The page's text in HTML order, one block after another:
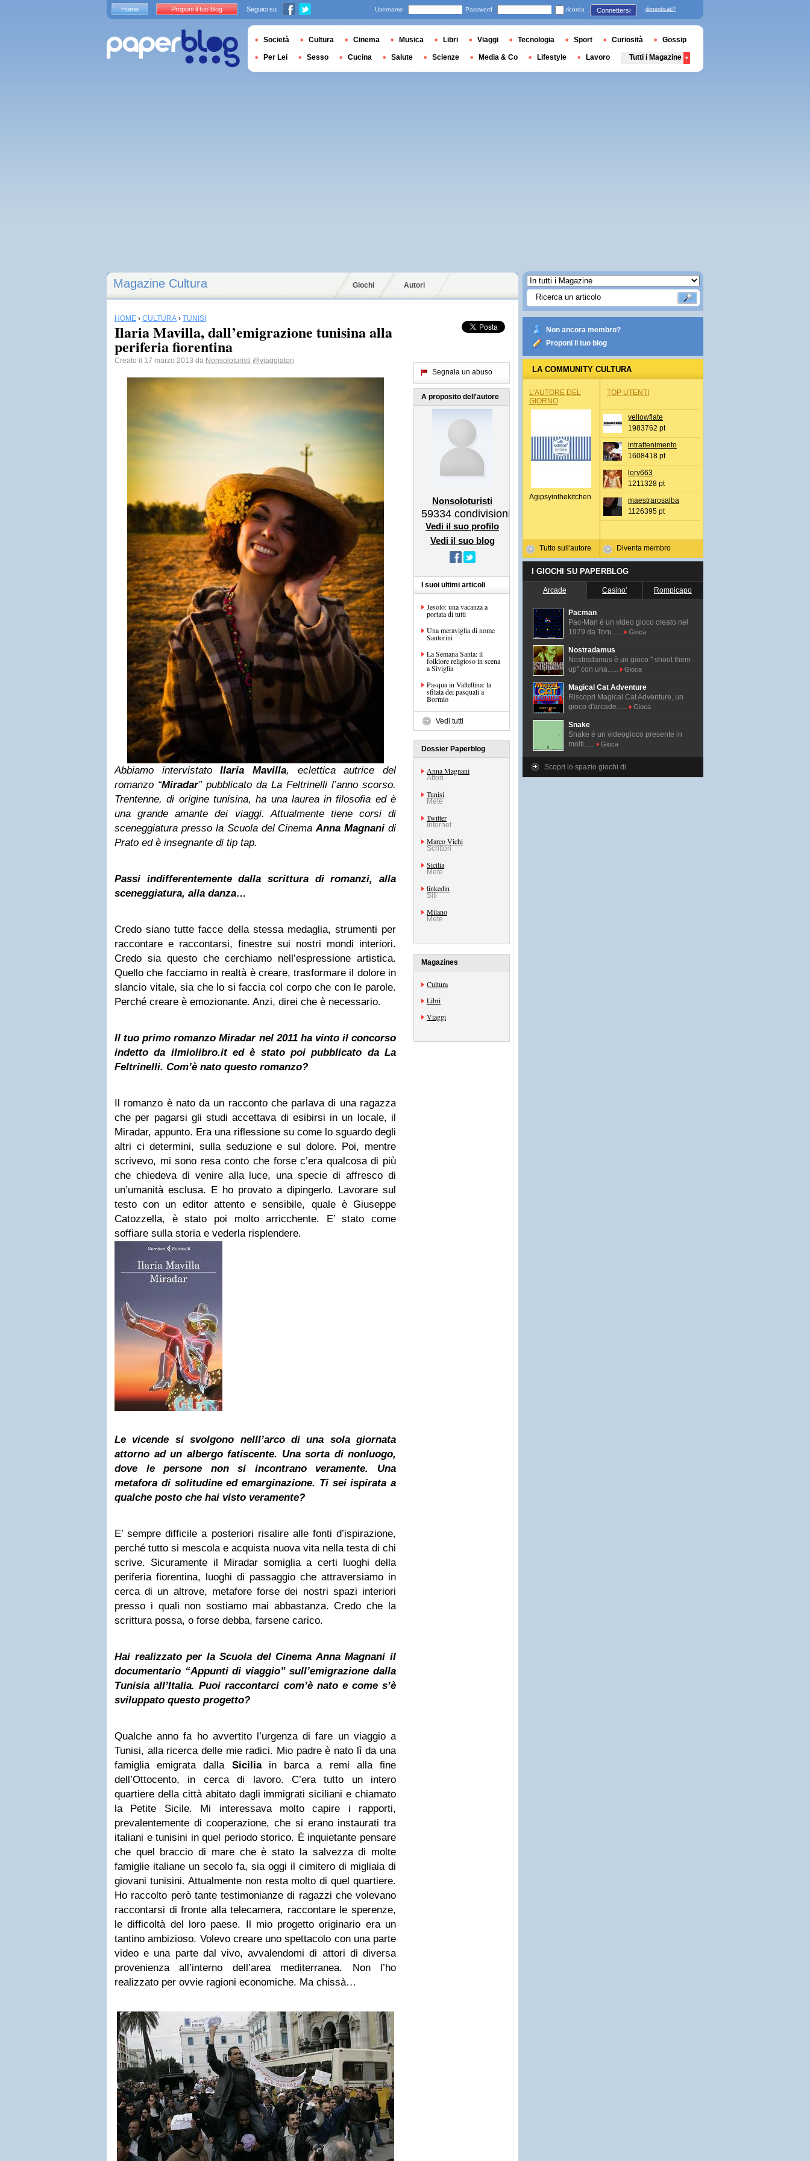
Magazine Cultura Giochi Autori
HOME › CULTURA › TUNISI
Ilaria Mavilla, dall’emigrazione tunisina alla
periferia fiorentina
Creato il 17 marzo 2013 da Nonsoloturisti @viaggiatori
Abbiamo intervistatoIlaria Mavilla, eclettica autrice del
romanzo “Miradar” pubblicato da La Feltrinelli l’anno scorso.
Trentenne, di origine tunisina, ha una laurea in filosofia ed è
una grande amante dei viaggi. Attualmente tiene corsi di
sceneggiatura presso la Scuola del CinemaAnna Magnani di
Prato ed è insegnante di tip tap.
Passi indifferentemente dalla scrittura di romanzi, alla
sceneggiatura, alla danza…
Credo siano tutte facce della stessa medaglia, strumenti per
raccontare e raccontarsi, finestre sui nostri mondi interiori.
Credo sia questo che cerchiamo nell’espressione artistica.
Quello che facciamo in realtà è creare, trasformare il dolore in
slancio vitale, sia che lo si faccia col corpo che con le parole.
Perché creare è emozionante. Anzi, direi che è necessario.
Il tuo primo romanzo Miradar nel 2011 ha vinto il concorso
indetto da ilmiolibro.it ed è stato poi pubblicato da La
Feltrinelli. Com’è nato questo romanzo?
Il romanzo è nato da un racconto che parlava di una ragazza
che per pagarsi gli studi accettava di esibirsi in un locale, il
Miradar, appunto. Era una riflessione su come lo sguardo degli
altri ci determini, sulla seduzione e sul dolore. Poi, mentre
scrivevo, mi sono resa conto che forse c’era qualcosa di più
che chiedeva di venire alla luce, una specie di affresco di
un’umanità esclusa. E ho provato a dipingerlo. Lavorare sul
testo con un editor attento e sensibile, quale è Giuseppe
Catozzella, è stato poi molto arricchente. E’ stato come
soffiare sulla storia e vederla risplendere.
Le vicende si svolgono nelll’arco di una sola giornata
attorno ad un albergo fatiscente. Una sorta di nonluogo,
dove le persone non si incontrano veramente. Una
metafora di solitudine ed emarginazione. Ti sei ispirata a
qualche posto che hai visto veramente?
E’ sempre difficile a posteriori risalire alle fonti d’ispirazione,
perché tutto si mescola e acquista nuova vita nella testa di chi
scrive. Sicuramente il Miradar somiglia a certi luoghi della
periferia fiorentina, luoghi di passaggio che attraversiamo in
cerca di un altrove, metafore forse dei nostri spazi interiori
presso i quali non sostiamo mai abbastanza. Credo che la
scrittura possa, o forse debba, farsene carico.
Hai realizzato per la Scuola del Cinema Anna Magnani il
documentario “Appunti di viaggio” sull’emigrazione dalla
Tunisia all’Italia. Puoi raccontarci com’è nato e come s’è
sviluppato questo progetto?
Qualche anno fa ho avvertito l’urgenza di fare un viaggio a
Tunisi, alla ricerca delle mie radici. Mio padre è nato lì da una
famiglia emigrata dalla Siciliain barca a remi alla fine
dell’Ottocento, in cerca di lavoro. C’era tutto un intero
quartiere della città abitato dagli immigrati siciliani e chiamato
la Petite Sicile. Mi interessava molto capire i rapporti,
prevalentemente di cooperazione, che si erano instaurati tra
italiani e tunisini in quel periodo storico. È inquietante pensare
che quel braccio di mare che è stato la salvezza di molte
famiglie italiane un secolo fa, sia oggi il cimitero di migliaia di
giovani tunisini. Attualmente non resta molto di quel quartiere.
Ho raccolto però tante testimonianze di ragazzi che volevano
raccontarsi di fronte alla telecamera, raccontare le sperenze,
le difficoltà del loro paese. Il mio progetto originario era un
tantino ambizioso. Volevo creare uno spettacolo con una parte
video e una parte dal vivo, avvalendomi di attori di diversa
provenienza all’interno dell’area mediterranea. Non l’ho
realizzato per ovvie ragioni economiche. Ma chissà…
Segnala un abuso
A proposito dell'autore
Nonsoloturisti
59334 condivisioni
Vedi il suo profilo
Vedi il suo blog
I suoi ultimi articoli
Jesolo: una vacanza a
portata di tutti
Una meraviglia di nome
Santorini
La Semana Santa: il
folklore religioso in scena
a Siviglia
Pasqua in Valtellina: la
sfilata dei pasquali a
Bormio
Vedi tutti
Dossier Paperblog
Anna Magnani
Attori
Tunisi
Mete
Twitter
Internet
Marco Vichi
Scrittori
Sicilia
Mete
linkedin
Siti
Milano
Mete
Magazines
Cultura
Libri
Viaggi
Non ancora membro?
Proponi il tuo blog
LA COMMUNITY CULTURA
L'AUTORE DEL
GIORNO
Agipsyinthekitchen
Tutto sull'autore
TOP UTENTI
yellowflate
1983762 pt
intrattenimento
1608418 pt
lory663
1211328 pt
maestrarosalba
1126395 pt
Diventa membro
I GIOCHI SU PAPERBLOG
Arcade Casino' Rompicapo
Pacman
Pac-Man é un video gioco creato nel
1979 da Toru......
Gioca
Nostradamus
Nostradamus è un gioco " shoot them
up" con una......
Gioca
Magical Cat Adventure
Riscopri Magical Cat Adventure, un
gioco d'arcade......
Gioca
Snake
Snake è un videogioco presente in
molti......
Gioca
Scopri lo spazio giochi di
Home Proponi il tuo blog Seguici su Username Password ricorda Connettersi dimenticati?
Società Cultura Cinema Musica Libri Viaggi Tecnologia Sport Curiosità Gossip
Per Lei Sesso Cucina Salute Scienze Media & Co Lifestyle Lavoro Tutti i Magazine